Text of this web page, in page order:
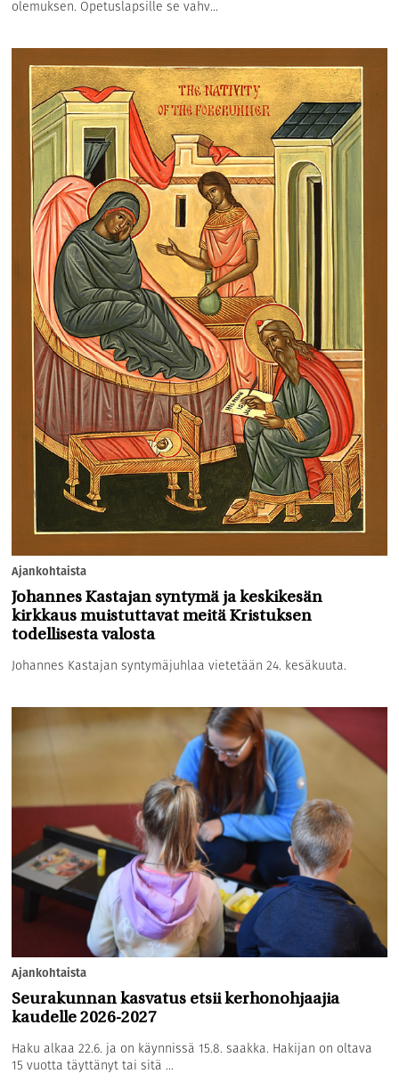
olemuksen. Opetuslapsille se vahv...
Ajankohtaista
Johannes Kastajan syntymä ja keskikesän
kirkkaus muistuttavat meitä Kristuksen
todellisesta valosta
Johannes Kastajan syntymäjuhlaa vietetään 24. kesäkuuta.
Ajankohtaista
Seurakunnan kasvatus etsii kerhonohjaajia
kaudelle 2026-2027
Haku alkaa 22.6. ja on käynnissä 15.8. saakka. Hakijan on oltava
15 vuotta täyttänyt tai sitä ...